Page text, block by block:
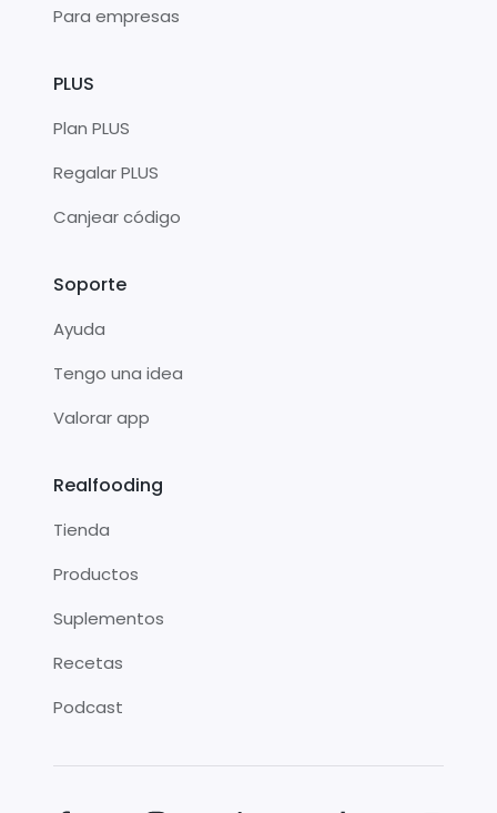
Para empresas
PLUS
Plan PLUS
Regalar PLUS
Canjear código
Soporte
Ayuda
Tengo una idea
Valorar app
Realfooding
Tienda
Productos
Suplementos
Recetas
Podcast